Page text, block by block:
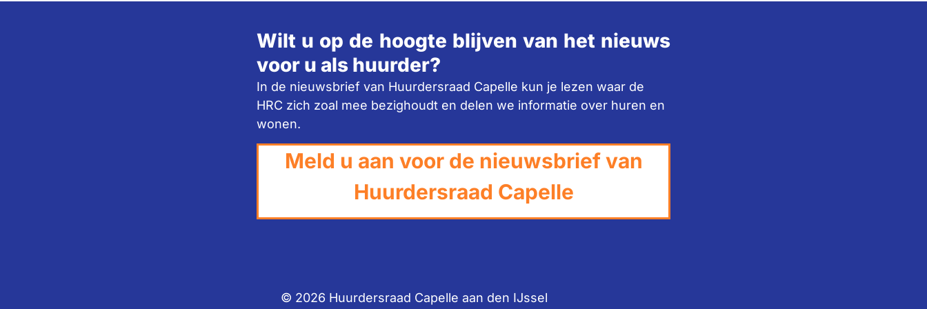
Wilt u op de hoogte blijven van het nieuws
voor u als huurder?
In de nieuwsbrief van Huurdersraad Capelle kun je lezen waar de
HRC zich zoal mee bezighoudt en delen we informatie over huren en
wonen.
Meld u aan voor de nieuwsbrief van
Huurdersraad Capelle
© 2026 Huurdersraad Capelle aan den IJssel